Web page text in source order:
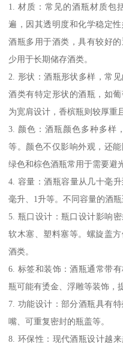
1. 材质：常见的酒瓶材质包
遍，因其透明度和化学稳定
酒瓶多用于酒类，具有较好
少用于长期储存酒类。
2. 形状：酒瓶形状多样，常
酒类有特定形状的酒瓶，如
为宽肩设计，香槟瓶则较厚重
3. 颜色：酒瓶颜色多种多样
等。颜色不仅影响外观，还
绿色和棕色酒瓶常用于需要避
4. 容量：酒瓶容量从几十毫
毫升、1升等。不同容量的酒
5. 瓶口设计：瓶口设计影响
软木塞、塑料塞等。螺旋盖
酒类。
6. 标签和装饰：酒瓶通常带
瓶可能有烫金、浮雕等装饰，
7. 功能设计：部分酒瓶具有
嘴、可重复密封的瓶盖等。
8. 环保性：现代酒瓶设计越